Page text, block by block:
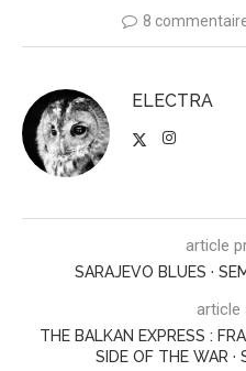
8
ELECTRA
article
SARAJEVO BLUES ·
article
THE BALKAN EXPRESS :
SIDE OF THE WAR ·